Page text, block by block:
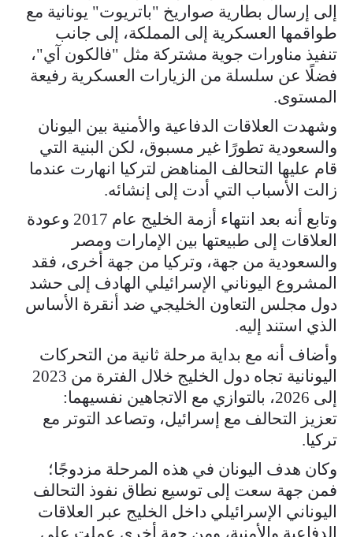
إلى إرسال بطارية صواريخ "باتريوت" يونانية مع
طواقمها العسكرية إلى المملكة، إلى جانب
تنفيذ مناورات جوية مشتركة مثل "فالكون آي"،
فضلًا عن سلسلة من الزيارات العسكرية رفيعة
المستوى.
وشهدت العلاقات الدفاعية والأمنية بين اليونان
والسعودية تطورًا غير مسبوق، لكن البنية التي
قام عليها التحالف المناهض لتركيا انهارت عندما
زالت الأسباب التي أدت إلى إنشائه.
وتابع أنه بعد انتهاء أزمة الخليج عام 2017 وعودة
العلاقات إلى طبيعتها بين الإمارات ومصر
والسعودية من جهة، وتركيا من جهة أخرى، فقد
المشروع اليوناني الإسرائيلي الهادف إلى حشد
دول مجلس التعاون الخليجي ضد أنقرة الأساس
الذي استند إليه.
وأضاف أنه مع بداية مرحلة ثانية من التحركات
اليونانية تجاه دول الخليج خلال الفترة من 2023
إلى 2026، بالتوازي مع الاتجاهين نفسيهما:
تعزيز التحالف مع إسرائيل، وتصاعد التوتر مع
تركيا.
وكان هدف اليونان في هذه المرحلة مزدوجًا؛
فمن جهة سعت إلى توسيع نطاق نفوذ التحالف
اليوناني الإسرائيلي داخل الخليج عبر العلاقات
الدفاعية والأمنية، ومن جهة أخرى عملت على